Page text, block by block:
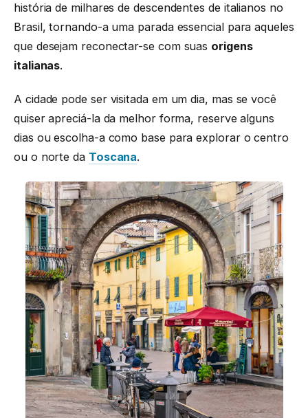
história de milhares de descendentes de italianos no
Brasil, tornando-a uma parada essencial para aqueles
que desejam reconectar-se com suas origens
italianas.
A cidade pode ser visitada em um dia, mas se você
quiser apreciá-la da melhor forma, reserve alguns
dias ou escolha-a como base para explorar o centro
ou o norte da Toscana.